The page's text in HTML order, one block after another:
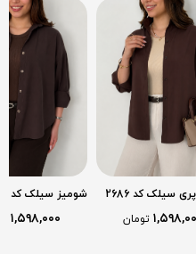
سیلک کد 2686
تومان
شومیز سیلک کد 2685
۱,۵۹۸,۰۰۰